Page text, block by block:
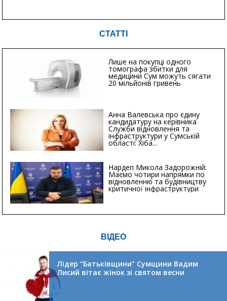
СТАТТІ
Лише на покупці одного
томографа збитки для
медицини Сум можуть сягати
20 мільйонів гривень
Анна Валевська про єдину
кандидатуру на керівника
Служби відновлення та
інфраструктури у Сумській
області: Хіба...
Нардеп Микола Задорожній:
Маємо чотири напрямки по
відновленню та будівництву
критичної інфраструктури
ВІДЕО
Лідер “Батьківщини” Сумщини Вадим
Лисий вітає жінок зі святом весни